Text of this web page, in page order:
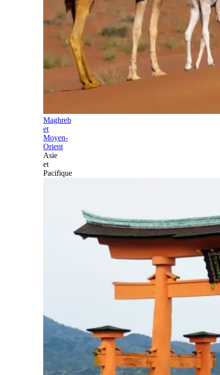
Maghreb
et
Moyen-
Orient
Asie
et
Pacifique